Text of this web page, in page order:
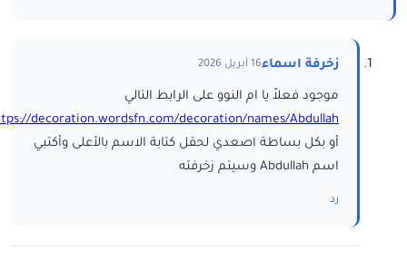
زخرفة اسماء16 أبريل 2026
موجود فعلاً يا ام النوو على الرابط التالي
decoration.wordsfn.com/decoration/names/Abdullah/
أو بكل بساطة اصعدي لحقل كتابة الاسم بالأعلى وأكتبي
اسم Abdullah وسيتم زخرفته
رد